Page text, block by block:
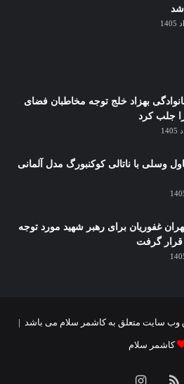
شد
بهزاد خلج توجه مخاطبان فضای
جلب کرد
وسلی با ناتالی کوکنبورگ مدل آلمانی
غفوریان برای رهبر شهید مورد توجه
قرار گرفت
کاشمر سلام
خوراکاینستاگرام